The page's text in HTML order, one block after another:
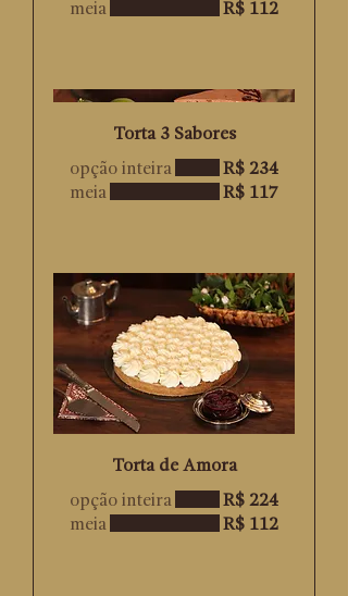
meia
R$ 112
Torta 3 Sabores
opção inteira
R$ 234
meia
R$ 117
Torta de Amora
opção inteira
R$ 224
meia
R$ 112